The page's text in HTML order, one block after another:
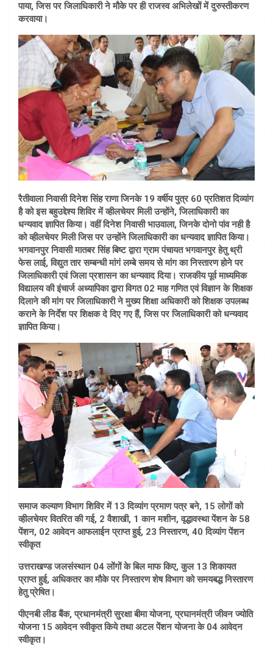
पाया, जिस पर जिलाधिकारी ने मौके पर ही राजस्व अभिलेखों में दुरुस्तीकरण
करवाया।
रैतीवाला निवासी दिनेश सिंह राणा जिनके 19 वर्षीय पुत्र 60 प्रतिशत दिव्यांग
है को इस बहुउद्देश्य शिविर में व्हीलचेयर मिली उन्होंने, जिलाधिकारी का
धन्यवाद ज्ञापित किया। वहीं दिनेश निवासी भाउवाला, जिनके दोनो पांव नही है
को व्हीलचेयर मिली जिस पर उन्होंने जिलाधिकारी का धन्यवाद ज्ञापित किया।
भगवानपुर निवासी मातबर सिंह बिष्ट द्वारा ग्राम पंचायत भगवानपुर हेतु थ्री
फेस लाई, विद्युत तार सम्बन्धी मांगं लम्बे समय से मांग का निस्तारण होने पर
जिलाधिकारी एवं जिला प्रशासन का धन्यवाद दिया। राजकीय पूर्व माध्यमिक
विद्यालय की इंचार्ज अध्यापिका द्वारा विगत 02 माह गणित एवं विज्ञान के शिक्षक
दिलाने की मांग पर जिलाधिकारी ने मुख्य शिक्षा अधिकारी को शिक्षक उपलब्ध
कराने के निर्देश पर शिक्षक दे दिए गए हैं, जिस पर जिलाधिकारी को धन्यवाद
ज्ञापित किया।
समाज कल्याण विभाग शिविर में 13 दिव्यांग प्रमाण पत्र बने, 15 लोगों को
व्हीलचेयर वितरित की गई, 2 वैशाखी, 1 कान मशीन, वृद्धावस्था पेंशन के 58
पेंशन, 02 आवेदन आफलाईन प्राप्त हुई, 23 निस्तारण, 40 दिव्यांग पेंशन
स्वीकृत
उत्तराखण्ड जलसंस्थान 04 लोंगों के बिल माफ किए, कुल 13 शिकायत
प्राप्त हुई, अधिकतर का मौके पर निस्तारण शेष विभाग को समयबद्ध निस्तारण
हेतु प्रेषित।
पीएनबी लीड बैंक, प्रधानमंत्री सुरक्षा बीमा योजना, प्रघानमंत्री जीवन ज्योति
योजना 15 आवेदन स्वीकृत किये तथा अटल पेेंशन योजना के 04 आवेदन
स्वीकृत।